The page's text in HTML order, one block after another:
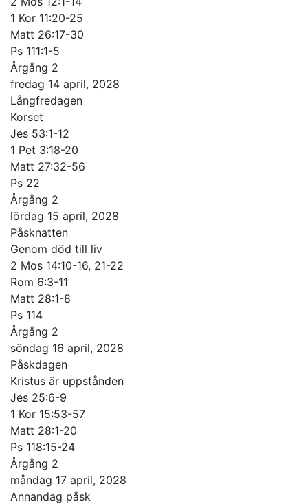
1 Kor 11:20-25
Matt 26:17-30
Ps 111:1-5
Årgång 2
fredag 14 april, 2028
Långfredagen
Korset
Jes 53:1-12
1 Pet 3:18-20
Matt 27:32-56
Ps 22
Årgång 2
lördag 15 april, 2028
Påsknatten
Genom död till liv
2 Mos 14:10-16, 21-22
Rom 6:3-11
Matt 28:1-8
Ps 114
Årgång 2
söndag 16 april, 2028
Påskdagen
Kristus är uppstånden
Jes 25:6-9
1 Kor 15:53-57
Matt 28:1-20
Ps 118:15-24
Årgång 2
måndag 17 april, 2028
Annandag påsk